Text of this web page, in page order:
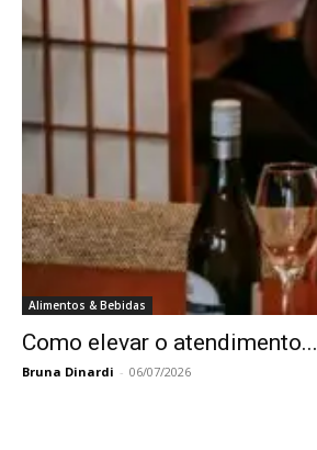
Alimentos & Bebidas
Como elevar o atendimento...
Bruna Dinardi - 06/07/2026